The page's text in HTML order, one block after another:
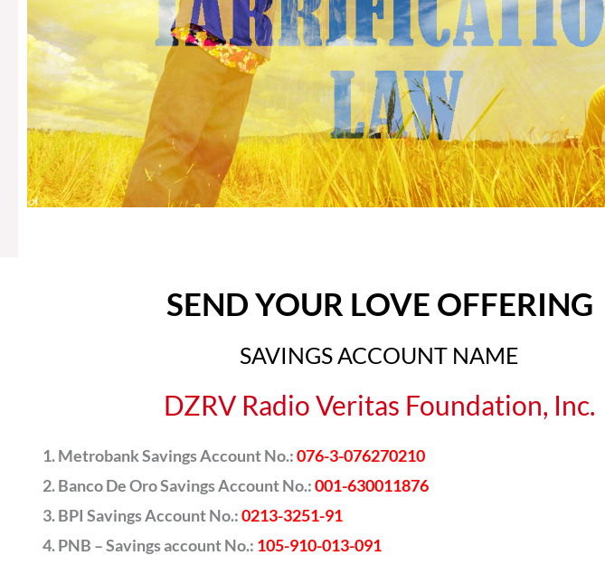
SEND YOUR LOVE OFFERING
SAVINGS ACCOUNT NAME
DZRV Radio Veritas Foundation, Inc.
Metrobank Savings Account No.:076-3-076270210
Banco De Oro Savings Account No.:001-630011876
BPI Savings Account No.:0213-3251-91
PNB – Savings account No.: 105-910-013-091